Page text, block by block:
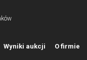
Wyniki aukcji O firmie